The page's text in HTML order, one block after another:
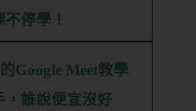
停學！
Google Meet教學
，誰說便宜沒好